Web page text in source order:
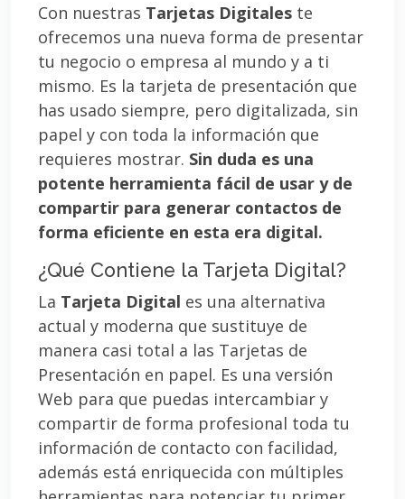
Con nuestras Tarjetas Digitales te
ofrecemos una nueva forma de presentar
tu negocio o empresa al mundo y a ti
mismo. Es la tarjeta de presentación que
has usado siempre, pero digitalizada, sin
papel y con toda la información que
requieres mostrar. Sin duda es una
potente herramienta fácil de usar y de
compartir para generar contactos de
forma eficiente en esta era digital.
¿Qué Contiene la Tarjeta Digital?
La Tarjeta Digital es una alternativa
actual y moderna que sustituye de
manera casi total a las Tarjetas de
Presentación en papel. Es una versión
Web para que puedas intercambiar y
compartir de forma profesional toda tu
información de contacto con facilidad,
además está enriquecida con múltiples